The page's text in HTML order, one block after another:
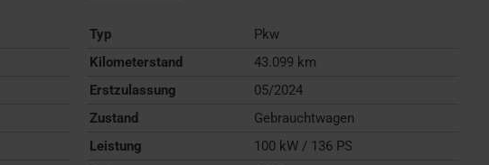
Typ
Pkw
Kilometerstand
43.099 km
Erstzulassung
05/2024
Zustand
Gebrauchtwagen
Leistung
100 kW / 136 PS